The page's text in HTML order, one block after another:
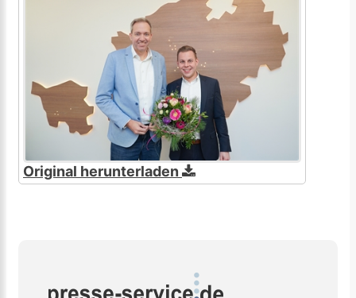
Original herunterladen